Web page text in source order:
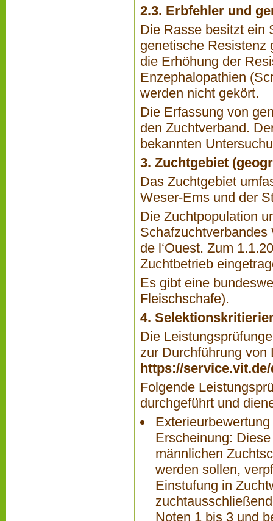
2.3. Erbfehler und
Die Rasse besitzt ein
genetische Resistenz
die Erhöhung der
Enzephalopathien
werden nicht gekört.
Die Erfassung von
den Zuchtverband.
bekannten
3. Zuchtgebiet
Das Zuchtgebiet
Weser-Ems und der
Die Zuchtpopulation
Schafzuchtverbandes
de l‘Ouest. Zum
Zuchtbetrieb
Es gibt eine
Fleischschafe).
4.
Die
zur Durchführung von
https://
Folgende
durchgeführt und
Erscheinung:
männlichen
werden sollen,
Einstufung in
Noten 1 bis 3 und